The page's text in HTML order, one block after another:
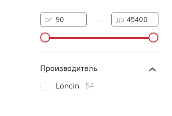
от до
Производитель
Loncin
54